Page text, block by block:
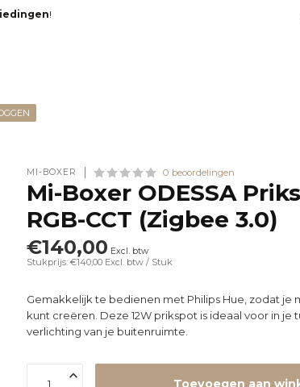
!
MI-BOXER 0 beoordelingen
Mi-Boxer ODESSA
RGB-CCT (Zigbee 3.0)
€140,00 Excl. btw
Stukprijs: €140,00 Excl. btw / Stuk
Gemakkelijk te bedienen met Philips Hue, zodat
kunt creëren. Deze 12W prikspot is ideaal voor in
verlichting van je buitenruimte.
Toevoegen aan